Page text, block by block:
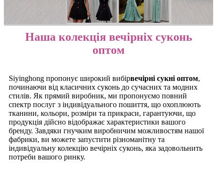
Наша колекція вечірніх суконь
оптом
Siyinghong пропонує широкий вибірвечірні сукні оптом,
починаючи від класичних суконь до сучасних та модних
стилів. Як прямий виробник, ми пропонуємо повний
спектр послуг з індивідуального пошиття, що охоплюють
тканини, кольори, розміри та прикраси, гарантуючи, що
продукція дійсно відображає характеристики вашого
бренду. Завдяки гнучким виробничим можливостям нашої
фабрики, ви можете запустити різноманітну та
індивідуальну колекцію вечірніх суконь, яка задовольнить
потреби вашого ринку.